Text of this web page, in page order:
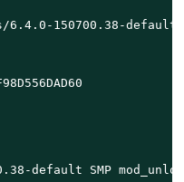
150700.38-default/
default SMP